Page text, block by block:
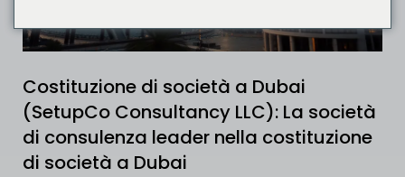
Costituzione di società a Dubai
(SetupCo Consultancy LLC): La società
di consulenza leader nella costituzione
di società a Dubai